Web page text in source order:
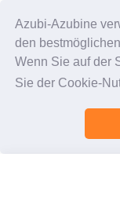
Azubi-Azubine
den
Wenn Sie auf der
Sie der Cookie-